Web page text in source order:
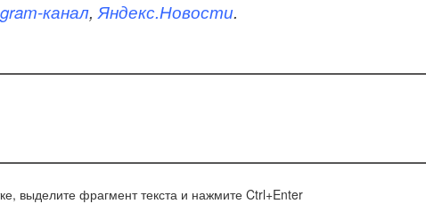
канал, Яндекс.Новости.
выделите фрагмент текста и нажмите Ctrl+Enter